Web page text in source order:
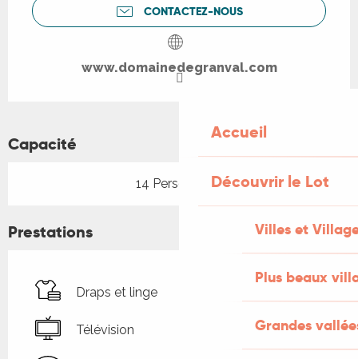
Accueil
Découvrir le Lot
Villes et
Plus beaux
Grandes
CONTACTEZ-NOUS
www.domainedegranval.com
Capacité
14 Personne(s)
Prestations
Draps et linge
Télévision